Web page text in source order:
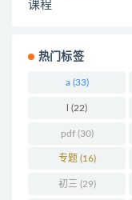
热门标签
a(33)
(22)
pdf(30)
专题(16)
初三 (29)